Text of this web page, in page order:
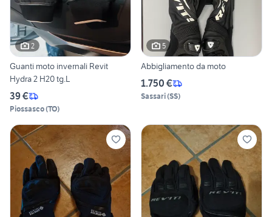
2
Guanti moto invernali Revit
Hydra 2 H20 tg.L
39 €
Piossasco(TO)
5
Abbigliamento da moto
1.750 €
Sassari(SS)